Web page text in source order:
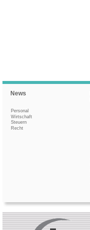
News
Personal
Wirtschaft
Steuern
Recht